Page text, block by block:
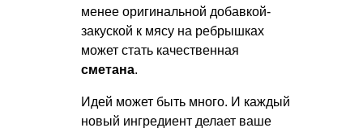
менее оригинальной добавкой-
закуской к мясу на ребрышках
может стать качественная
сметана.
Идей может быть много. И каждый
новый ингредиент делает ваше